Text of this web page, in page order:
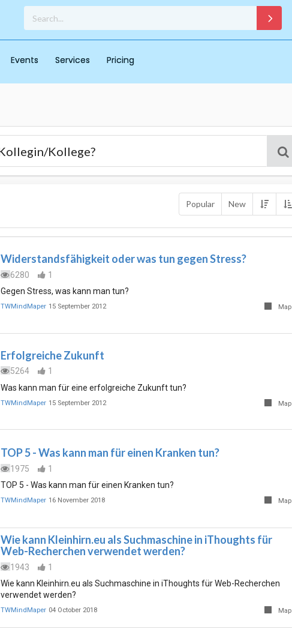
Events Services Pricing
Popular New
Widerstandsfähigkeit oder was tun gegen Stress?
6280
1
Gegen Stress, was kann man tun?
TWMindMaper 15 September 2012 Map
Erfolgreiche Zukunft
5264
1
Was kann man für eine erfolgreiche Zukunft tun?
TWMindMaper 15 September 2012 Map
TOP 5 - Was kann man für einen Kranken tun?
1975
1
TOP 5 - Was kann man für einen Kranken tun?
TWMindMaper 16 November 2018 Map
Wie kann Kleinhirn.eu als Suchmaschine in iThoughts für
Web-Recherchen verwendet werden?
1943
1
Wie kann Kleinhirn.eu als Suchmaschine in iThoughts für Web-Recherchen
verwendet werden?
TWMindMaper 04 October 2018 Map